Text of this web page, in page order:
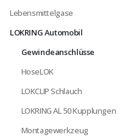
Lebensmittelgase
LOKRING Automobil
Gewindeanschlüsse
HoseLOK
LOKCLIP Schlauch
LOKRING AL 50 Kupplungen
Montagewerkzeug